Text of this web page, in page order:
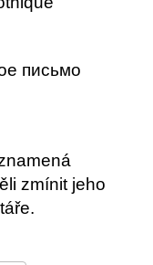
письмо
zmínit jeho